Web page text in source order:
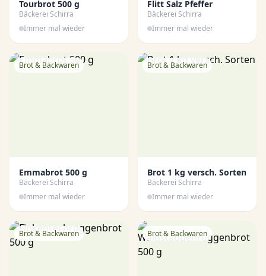
Tourbrot 500 g
Bäckerei Schirra
Immer mal wieder
Flitt Salz Pfeffer
Bäckerei Schirra
Immer mal wieder
Brot & Backwaren
Emmabrot 500 g
Bäckerei Schirra
Immer mal wieder
Brot & Backwaren
Brot 1 kg versch. Sorten
Bäckerei Schirra
Immer mal wieder
Brot & Backwaren Brot & Backwaren